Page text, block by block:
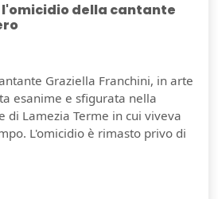
l'omicidio della cantante
Graziella Franchini, in arte
esanime e sfigurata nella
di Lamezia Terme in cui viveva
L'omicidio è rimasto privo di